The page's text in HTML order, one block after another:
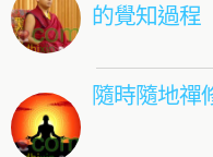
的覺知過程
隨時隨地禪